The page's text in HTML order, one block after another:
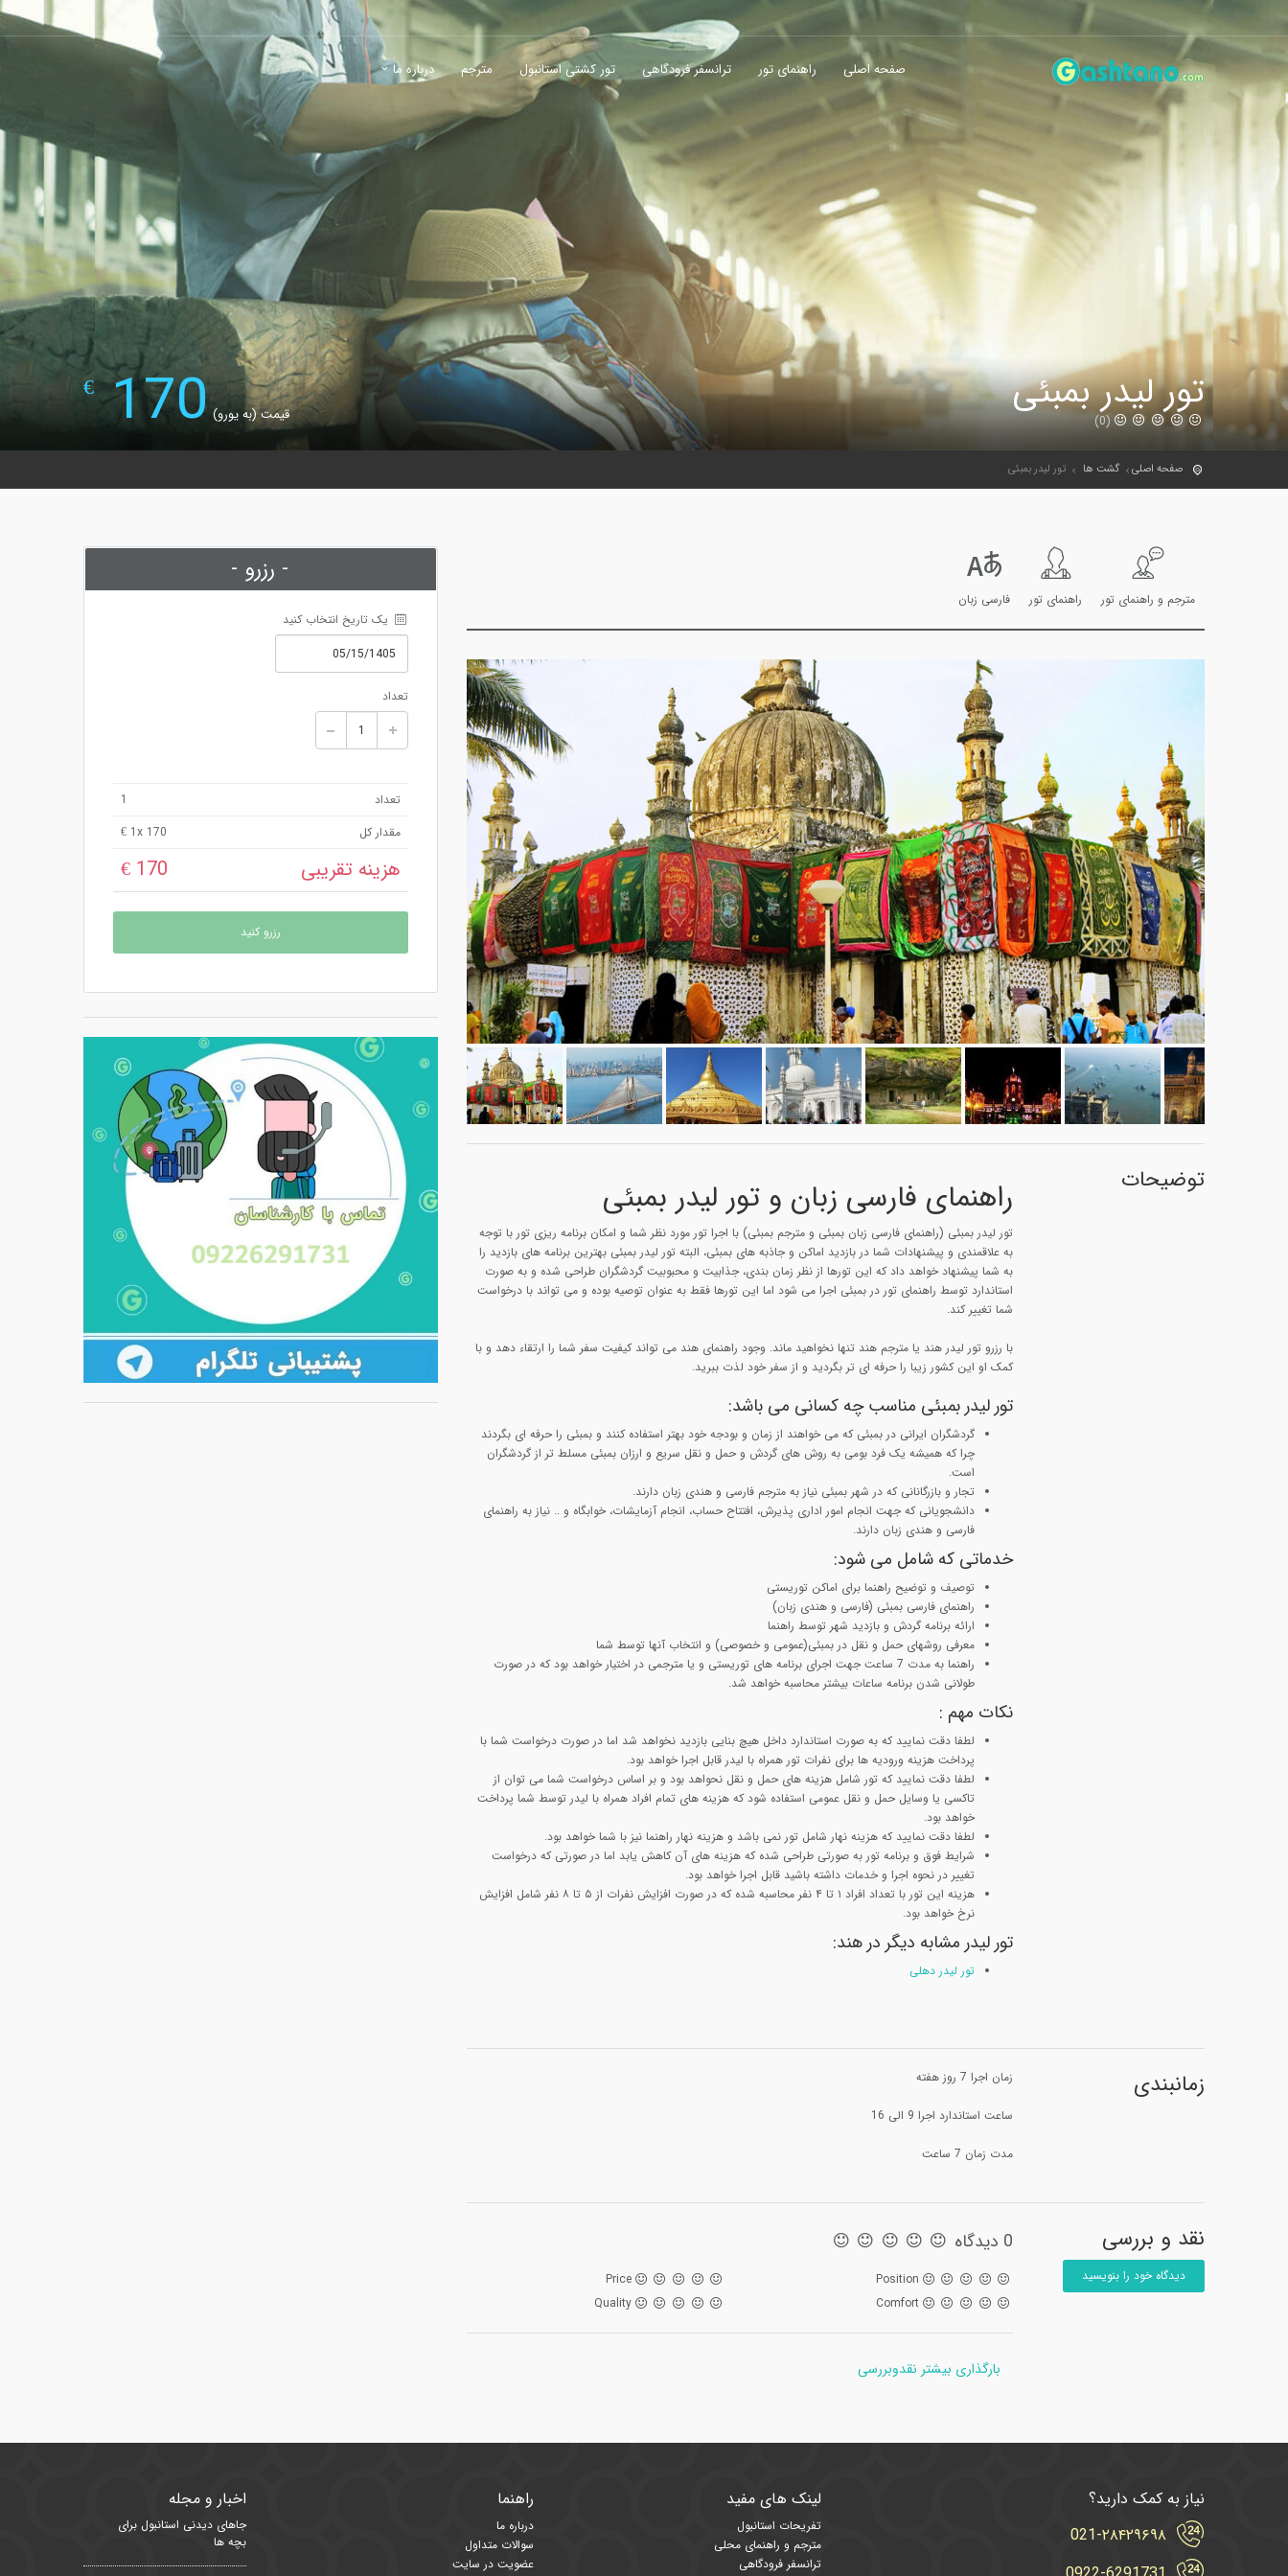
صفحه اصلی راهنمای تور ترانسفر فرودگاهی تور کشتی استانبول مترجم درباره ما
تور لیدر بمبئی
(0) قیمت (به یورو)170
€
صفحه اصلی گشت ها تور لیدر بمبئی
مترجم و راهنمای تور راهنمای تور فارسی زبان
توضیحات راهنمای فارسی زبان و تور لیدر بمبئی
تور لیدر بمبئی (راهنمای فارسی زبان بمبئی و مترجم بمبئی) با اجرا تور مورد نظر شما و امکان برنامه ریزی تور با توجه
به علاقمندی و پیشنهادات شما در بازدید اماکن و جاذبه های بمبئی، البته تور لیدر بمبئی بهترین برنامه های بازدید را
به شما پیشنهاد خواهد داد که این تورها از نظر زمان بندی، جذابیت و محبوبیت گردشگران طراحی شده و به صورت
استاندارد توسط راهنمای تور در بمبئی اجرا می شود اما این تورها فقط به عنوان توصیه بوده و می تواند با درخواست
شما تغییر کند.
با رزرو تور لیدر هند یا مترجم هند تنها نخواهید ماند. وجود راهنمای هند می تواند کیفیت سفر شما را ارتقاء دهد و با
کمک او این کشور زیبا را حرفه ای تر بگردید و از سفر خود لذت ببرید.
تور لیدر بمبئی مناسب چه کسانی می باشد:
گردشگران ایرانی در بمبئی که می خواهند از زمان و بودجه خود بهتر استفاده کنند و بمبئی را حرفه ای بگردند
چرا که همیشه یک فرد بومی به روش های گردش و حمل و نقل سریع و ارزان بمبئی مسلط تر از گردشگران
است.
تجار و بازرگانانی که در شهر بمبئی نیاز به مترجم فارسی و هندی زبان دارند.
دانشجویانی که جهت انجام امور اداری پذیرش، افتتاح حساب، انجام آزمایشات، خوابگاه و .. نیاز به راهنمای
فارسی و هندی زبان دارند.
خدماتی که شامل می شود:
توصیف و توضیح راهنما برای اماکن توریستی
راهنمای فارسی بمبئی (فارسی و هندی زبان)
ارائه برنامه گردش و بازدید شهر توسط راهنما
معرفی روشهای حمل و نقل در بمبئی(عمومی و خصوصی) و انتخاب آنها توسط شما
راهنما به مدت 7 ساعت جهت اجرای برنامه های توریستی و یا مترجمی در اختیار خواهد بود که در صورت
طولانی شدن برنامه ساعات بیشتر محاسبه خواهد شد.
نکات مهم :
لطفا دقت نمایید که به صورت استاندارد داخل هیچ بنایی بازدید نخواهد شد اما در صورت درخواست شما با
پرداخت هزینه ورودیه ها برای نفرات تور همراه با لیدر قابل اجرا خواهد بود.
لطفا دقت نمایید که تور شامل هزینه های حمل و نقل نحواهد بود و بر اساس درخواست شما می توان از
تاکسی یا وسایل حمل و نقل عمومی استفاده شود که هزینه های تمام افراد همراه با لیدر توسط شما پرداخت
خواهد بود.
لطفا دقت نمایید که هزینه نهار شامل تور نمی باشد و هزینه نهار راهنما نیز با شما خواهد بود.
شرایط فوق و برنامه تور به صورتی طراحی شده که هزینه های آن کاهش یابد اما در صورتی که درخواست
تغییر در نحوه اجرا و خدمات داشته باشید قابل اجرا خواهد بود.
هزینه این تور با تعداد افراد ۱ تا ۴ نفر محاسبه شده که در صورت افزایش نفرات از ۵ تا ۸ نفر شامل افزایش
نرخ خواهد بود.
تور لیدر مشابه دیگر در هند:
تور لیدر دهلی
زمانبندی زمان اجرا 7 روز هفته
ساعت استاندارد اجرا 9 الی 16
مدت زمان 7 ساعت
نقد و بررسی
دیدگاه خود را بنویسید
0 دیدگاه
Position
Comfort
Price
Quality
بارگذاری بیشتر نقدوبررسی
- رزرو -
یک تاریخ انتخاب کنید
تعداد
تعداد
1
مقدار کل
1x 170 €
هزینه تقریبی 170 €
رزرو کنید
نیاز به کمک دارید؟
021-۲۸۴۲۹۶۹۸
لینک های مفید
تفریحات استانبول
مترجم و راهنمای محلی
ترانسفر فرودگاهی
راهنما
درباره ما
سوالات متداول
عضویت در سایت
اخبار و مجله
جاهای دیدنی استانبول برای
بچه ها